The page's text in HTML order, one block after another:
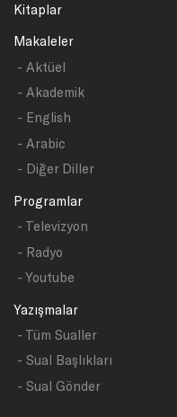
Kitaplar
Makaleler
- Aktüel
- Akademik
- English
- Arabic
- Diğer Diller
Programlar
- Televizyon
- Radyo
- Youtube
Yazışmalar
- Tüm Sualler
- Sual Başlıkları
- Sual Gönder